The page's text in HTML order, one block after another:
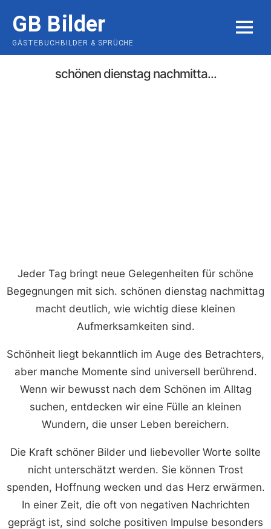
content
GB Bilder
GÄSTEBUCHBILDER & SPRÜCHE
MENU
schönen dienstag nachmitta...
Jeder Tag bringt neue Gelegenheiten für schöne
Begegnungen mit sich. schönen dienstag nachmittag
macht deutlich, wie wichtig diese kleinen
Aufmerksamkeiten sind.
Schönheit liegt bekanntlich im Auge des Betrachters,
aber manche Momente sind universell berührend.
Wenn wir bewusst nach dem Schönen im Alltag
suchen, entdecken wir eine Fülle an kleinen
Wundern, die unser Leben bereichern.
Die Kraft schöner Bilder und liebevoller Worte sollte
nicht unterschätzt werden. Sie können Trost
spenden, Hoffnung wecken und das Herz erwärmen.
In einer Zeit, die oft von negativen Nachrichten
geprägt ist, sind solche positiven Impulse besonders